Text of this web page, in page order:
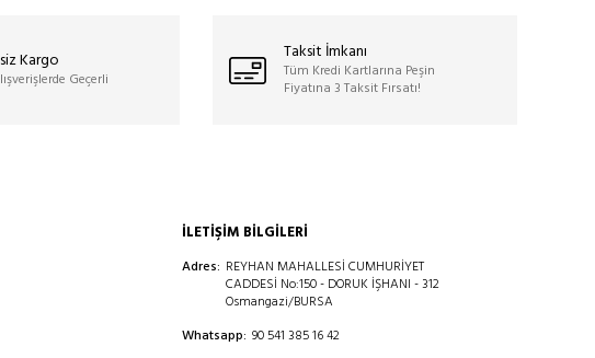
Kargo
Geçerli
Taksit İmkanı
Tüm Kredi Kartlarına Peşin
Fiyatına 3 Taksit Fırsatı!
İLETİŞİM BİLGİLERİ
Adres: REYHAN MAHALLESİ CUMHURİYET
CADDESİ No:150 - DORUK İŞHANI - 312
Osmangazi/BURSA
Whatsapp: 90 541 385 16 42